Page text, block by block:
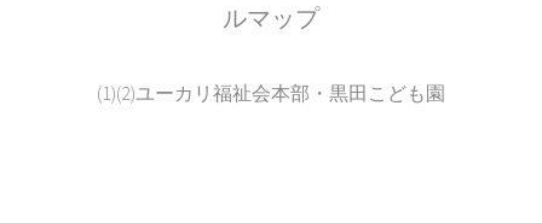
ルマップ
(1)(2)ユーカリ福祉会本部・黒田こども園